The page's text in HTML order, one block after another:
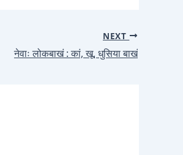
NEXT
नेवाः लोकबाखं : कां, खू, धुसिया बाखं